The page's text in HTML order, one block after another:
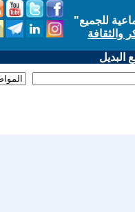
للجميع"
والثقافة
البديل